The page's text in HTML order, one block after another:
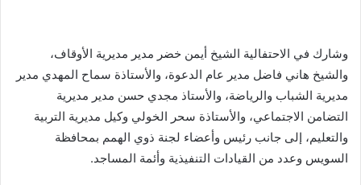
وشارك في الاحتفالية الشيخ أيمن خضر مدير مديرية الأوقاف،
والشيخ هاني فاضل مدير عام الدعوة، والأستاذة سماح المهدي مدير
مديرية الشباب والرياضة، والأستاذ مجدي حسن مدير مديرية
التضامن الاجتماعي، والأستاذة سحر الخولي وكيل مديرية التربية
والتعليم، إلى جانب رئيس وأعضاء لجنة ذوي الهمم بمحافظة
السويس وعدد من القيادات التنفيذية وأئمة المساجد.